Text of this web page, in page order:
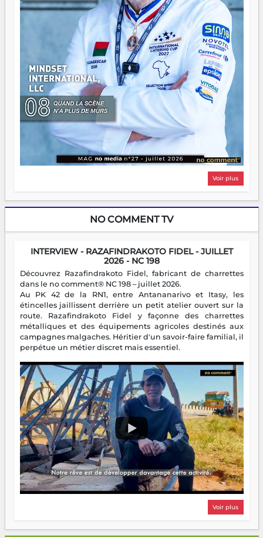
Voir plus
NO COMMENT TV
INTERVIEW - RAZAFINDRAKOTO FIDEL - JUILLET
2026 - NC 198
Découvrez Razafindrakoto Fidel, fabricant de charrettes
dans le no comment® NC 198 – juillet 2026.
Au PK 42 de la RN1, entre Antananarivo et Itasy, les
étincelles jaillissent derrière un petit atelier ouvert sur la
route. Razafindrakoto Fidel y façonne des charrettes
métalliques et des équipements agricoles destinés aux
campagnes malgaches. Héritier d'un savoir-faire familial, il
perpétue un métier discret mais essentiel.
Voir plus